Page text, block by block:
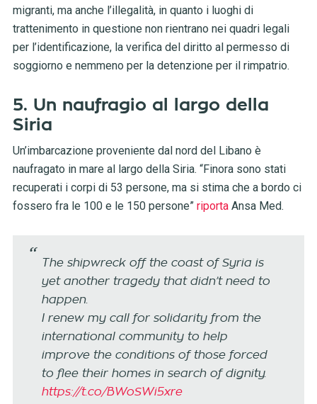
migranti, ma anche l’illegalità, in quanto i luoghi di
trattenimento in questione non rientrano nei quadri legali
per l’identificazione, la verifica del diritto al permesso di
soggiorno e nemmeno per la detenzione per il rimpatrio.
5. Un naufragio al largo della
Siria
Un’imbarcazione proveniente dal nord del Libano è
naufragato in mare al largo della Siria. “Finora sono stati
recuperati i corpi di 53 persone, ma si stima che a bordo ci
fossero fra le 100 e le 150 persone” riportaAnsa Med.
The shipwreck off the coast of Syria is
yet another tragedy that didn’t need to
happen.
I renew my call for solidarity from the
international community to help
improve the conditions of those forced
to flee their homes in search of dignity.
https://t.co/BWoSWi5xre